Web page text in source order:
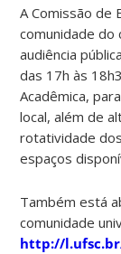
A Comissão de
comunidade do
audiência
das 17h às
Acadêmica,
local, além de
rotatividade
espaços
Também está
comunidade
http://